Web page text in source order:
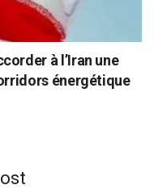
à l’Iran une
énergétique